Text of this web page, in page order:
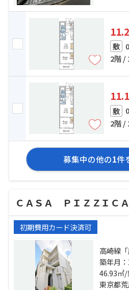
敷
2階 /
敷
2階 /
募集中の他の1件
ＣＡＳＡ ＰＩＺＺＩＣ
初期費用カード決済可
高崎線「尾
線「荒川
荒川線
築年月
46.93㎡/
東京都